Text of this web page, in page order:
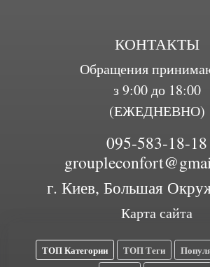
КОНТАКТЫ
Обращения
з 9:00 до 18:00
(ЕЖЕДНЕВНО)
095-583-18-18
г. Киев, Большая
Карта сайта
ТОП Категории ТОП Теги